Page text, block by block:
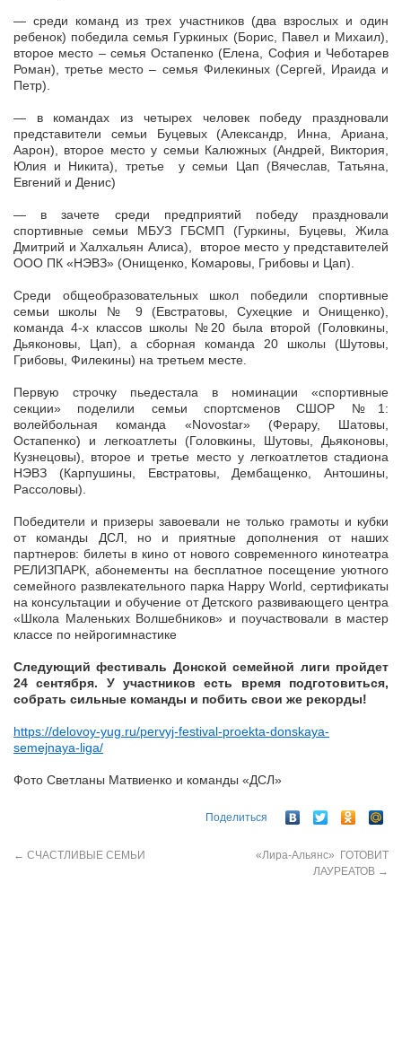
— среди команд из трех участников (два взрослых и один
ребенок) победила семья Гуркиных (Борис, Павел и Михаил),
второе место – семья Остапенко (Елена, София и Чеботарев
Роман), третье место – семья Филекиных (Сергей, Ираида и
Петр).
— в командах из четырех человек победу праздновали
представители семьи Буцевых (Александр, Инна, Ариана,
Аарон), второе место у семьи Калюжных (Андрей, Виктория,
Юлия и Никита), третье у семьи Цап (Вячеслав, Татьяна,
Евгений и Денис)
— в зачете среди предприятий победу праздновали
спортивные семьи МБУЗ ГБСМП (Гуркины, Буцевы, Жила
Дмитрий и Халхальян Алиса), второе место у представителей
ООО ПК «НЭВЗ» (Онищенко, Комаровы, Грибовы и Цап).
Среди общеобразовательных школ победили спортивные
семьи школы № 9 (Евстратовы, Сухецкие и Онищенко),
команда 4-х классов школы №20 была второй (Головкины,
Дьяконовы, Цап), а сборная команда 20 школы (Шутовы,
Грибовы, Филекины) на третьем месте.
Первую строчку пьедестала в номинации «спортивные
секции» поделили семьи спортсменов СШОР №1:
волейбольная команда «Novostar» (Ферару, Шатовы,
Остапенко) и легкоатлеты (Головкины, Шутовы, Дьяконовы,
Кузнецовы), второе и третье место у легкоатлетов стадиона
НЭВЗ (Карпушины, Евстратовы, Дембащенко, Антошины,
Рассоловы).
Победители и призеры завоевали не только грамоты и кубки
от команды ДСЛ, но и приятные дополнения от наших
партнеров: билеты в кино от нового современного кинотеатра
РЕЛИЗПАРК, абонементы на бесплатное посещение уютного
семейного развлекательного парка Happy World, сертификаты
на консультации и обучение от Детского развивающего центра
«Школа Маленьких Волшебников» и поучаствовали в мастер
классе по нейрогимнастике
Следующий фестиваль Донской семейной лиги пройдет
24 сентября. У участников есть время подготовиться,
собрать сильные команды и побить свои же рекорды!
https://delovoy-yug.ru/pervyj-festival-proekta-donskaya-
semejnaya-liga/
Фото Светланы Матвиенко и команды «ДСЛ»
Поделиться
← СЧАСТЛИВЫЕ СЕМЬИ
«Лира-Альянс» ГОТОВИТ
ЛАУРЕАТОВ →